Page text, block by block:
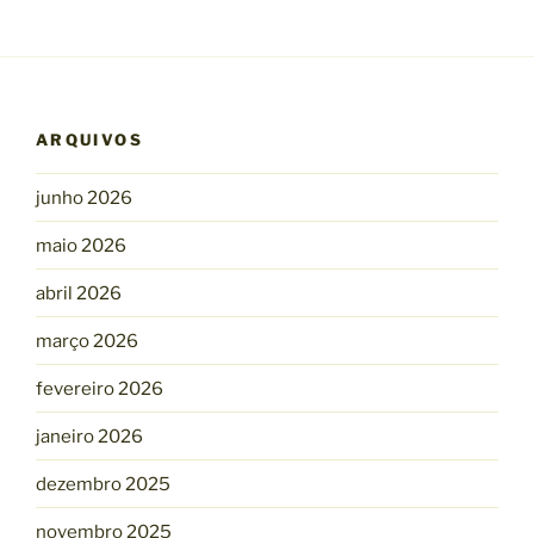
ARQUIVOS
junho 2026
maio 2026
abril 2026
março 2026
fevereiro 2026
janeiro 2026
dezembro 2025
novembro 2025